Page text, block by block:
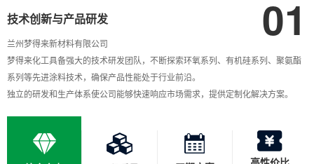
技术创新与产品研发 01
兰州梦得来新材料有限公司
梦得来化工具备强大的技术研发团队，不断探索环氧系列、有机硅系列、聚氨酯
系列等先进涂料技术，确保产品性能处于行业前沿。
独立的研发和生产体系使公司能够快速响应市场需求，提供定制化解决方案。